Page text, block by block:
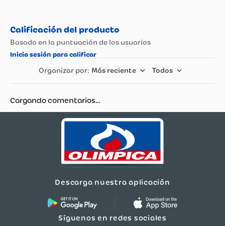
Más reciente Todos
Cargando comentarios…
Descarga nuestra aplicación
Síguenos en redes sociales